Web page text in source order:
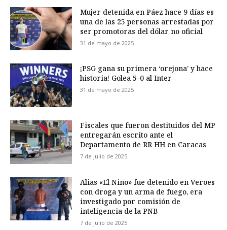
Mujer detenida en Páez hace 9 días es
una de las 25 personas arrestadas por
ser promotoras del dólar no oficial
31 de mayo de 2025
¡PSG gana su primera ‘orejona’ y hace
historia! Golea 5-0 al Inter
31 de mayo de 2025
Fiscales que fueron destituidos del MP
entregarán escrito ante el
Departamento de RR HH en Caracas
7 de julio de 2025
Alias «El Niño» fue detenido en Veroes
con droga y un arma de fuego, era
investigado por comisión de
inteligencia de la PNB
7 de julio de 2025